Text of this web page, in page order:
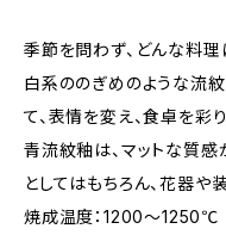
季節を問わず、どんな料理
白系ののぎめのような流紋
て、表情を変え、食卓を彩り
青流紋釉は、マットな質感
としてはもちろん、花器や
焼成温度：1200～1250℃